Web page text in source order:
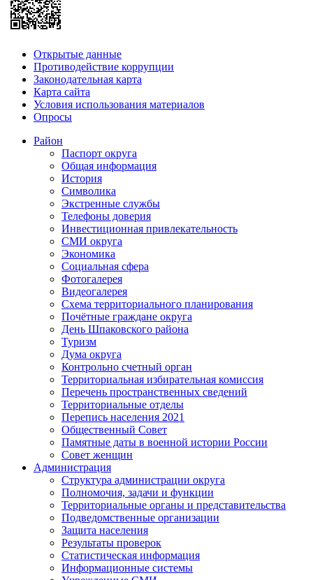
Открытые данные
Противодействие коррупции
Законодательная карта
Карта сайта
Условия использования материалов
Опросы
Район
Паспорт округа
Общая информация
История
Символика
Экстренные службы
Телефоны доверия
Инвестиционная привлекательность
СМИ округа
Экономика
Социальная сфера
Фотогалерея
Видеогалерея
Схема территориального планирования
Почётные граждане округа
День Шпаковского района
Туризм
Дума округа
Контрольно счетный орган
Территориальная избирательная комиссия
Перечень пространственных сведений
Территориальные отделы
Перепись населения 2021
Общественный Совет
Памятные даты в военной истории России
Совет женщин
Администрация
Структура администрации округа
Полномочия, задачи и функции
Территориальные органы и представительства
Подведомственные организации
Защита населения
Результаты проверок
Статистическая информация
Информационные системы